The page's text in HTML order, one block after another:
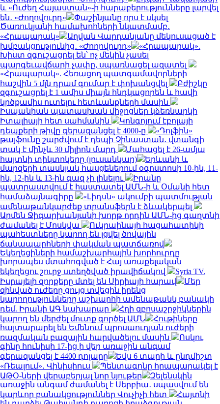
և «Ուժեղ Հայաստան»-ի հարաբերությունները լարվել
են․ «Ժողովուրդ»
Փաշինյանը որս է սկսել
Ծառուկյանի համախոհների նկատմամբ․
«Հրապարակ»
Աղվան Վարդանյանը մեկուսացած է
խմբակցությունից․ «Ժողովուրդ»
«Հրապարակ».
Խիստ զգուշացրել են՝ ոչ մեկին չասել
պարգեւավճարի չափը, սպառնացել ազատել
«Հրապարակ». Հեռացող պատգամավորների
հաշվին 5 մլն դրամ գումար է փոխանցվել
Բժիշկը
զգուշացրել է 1 ամիս միայն հնդկացորեն և հավի
կրծքամիս ուտելու հետևանքների մասին
Իսպանիան պատասխան միջոցներ կձեռնարկի
Իտալիայի հետ սահմանին
Կոնգոյում էբոլայի
դեպքերի թիվը գերազանցել է 4000-ը
«Դոլֆին»
թայֆունը շարժվում է դեպի Չինաստան․ վտանգի
տակ է մինչև 30 միլիոն մարդ
Մահացել է 26-ամյա
հայտնի տիկտոկերը (լուսանկար)
Երևանի և
մարզերի տասնյակ հասցեներում օգոստոսի 10-ին, 11-
ին, 12-ին և 13-ին գազ չի լինելու
Իրանը
պատրաստվում է հաստատել ԱՄՆ-ի և Օմանի հետ
համաձայնագիրը
«Լիդսն» ակումբի պատմության
ամենաթանկարժեք տրանսֆերն է ձևակերպել
Արմեն Ջիգարխանյանի խորթ որդին ԱՄՆ-ից գաղտնի
ժամանել է Մոսկվա
Ուկրաինայի հացահատիկի
պահեստները կարող են լցվել ծովային
ճանապարհների փակման պատճառով
Եկեղեցիների համաշխարհային խորհուրդը
խորապես մտահոգված է Հայ առաքելական
եկեղեցու շուրջ ստեղծված իրավիճակով
Syria TV.
Իսրայելի զորքերը մտել են Սիրիայի հարավ
Մեր
զինված ուժերը ցույց տվեցին իրենց
կարողությունները աշխարհի ամենաթանկ բանակի
դեմ. Իրանի ԱԳ նախարար
Հղի զբոսաշրջիկներին
կարող են մերժել մուտք գործել ԱՄՆ
Հութիները
հայտարարել են Եմենում պրոսաուդյան ուժերի
ռազմական բազային հարվածելու մասին
Ոսկու
գինը հունիսի 17-ից ի վեր առաջին անգամ
գերազանցել է 4400 դոլարը
Եվս 6 տարի և ընդմիշտ
«Ռեալում»․ Վինիսիուս
Պենտագոնը հրապարակել է
ԱԹՕ-ների վերաբերյալ նոր նյութեր
Զելենսկին
առաջին անգամ ժամանել է Սերբիա․ սպասվում են
կարևոր բանակցություններ Վուչիչի հետ
Հայտնի